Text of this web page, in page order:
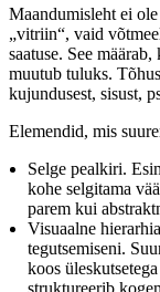
Maandumisleht ei
„vitriin“, vaid
saatuse. See
muutub tuluks.
kujundusest, sisust,
Elemendid, mis
Selge pealkiri.
kohe selgitama
parem kui
Visuaalne
tegutsemiseni.
koos